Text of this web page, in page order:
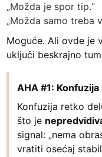
„Možda je spor tip.“
„Možda samo treba
Moguće. Ali ovde je
uključi beskrajno
AHA #1:
Konfuzija retko
što je
signal: „nema
vratiti osećaj